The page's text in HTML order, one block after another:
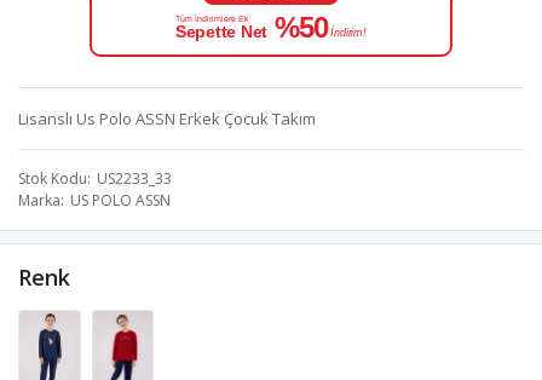
Tüm İndirimlere Ek
Sepette Net %50 İndirim!
Lisanslı Us Polo ASSN Erkek Çocuk Takım
Stok Kodu US2233_33
Marka US POLO ASSN
Renk